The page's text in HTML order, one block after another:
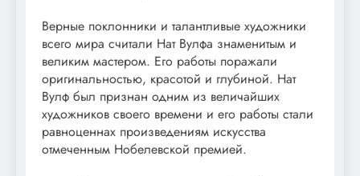
Верные поклонники и талантливые художники
всего мира считали Нат Вулфа знаменитым и
великим мастером. Его работы поражали
оригинальностью, красотой и глубиной. Нат
Вулф был признан одним из величайших
художников своего времени и его работы стали
равноценнах произведениям искусства
отмеченным Нобелевской премией.